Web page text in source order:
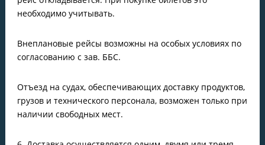
необходимо учитывать.
Внеплановые рейсы возможны на особых условиях по
согласованию с зав. ББС.
Отъезд на судах, обеспечивающих доставку продуктов,
грузов и технического персонала, возможен только при
наличии свободных мест.